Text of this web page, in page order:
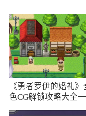
更加细致化精彩
更新日志
【单机模式】
- 修复：经典
术】卡牌描述显示
《勇者罗伊的婚礼》
色CG解锁攻略大全